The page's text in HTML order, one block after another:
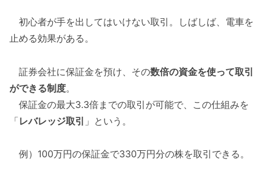
初心者が手を出してはいけない取引。しばしば、電車を
止める効果がある。
証券会社に保証金を預け、その数倍の資金を使って取引
ができる制度。
保証金の最大3.3倍までの取引が可能で、この仕組みを
「レバレッジ取引 」という。
例）100万円の保証金で330万円分の株を取引できる。